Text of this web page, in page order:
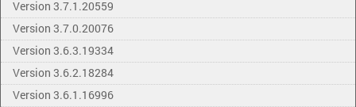
Version 3.7.1.20559
Version 3.7.0.20076
Version 3.6.3.19334
Version 3.6.2.18284
Version 3.6.1.16996